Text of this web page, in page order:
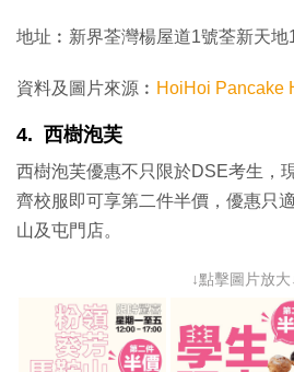
地址︰新界荃灣楊屋道1號荃新天地
資料及圖片來源︰ HoiHoi Pancake
4. 西樹泡芙
西樹泡芙優惠不只限於DSE考生，
齊校服即可享第二件半價，優惠只
山及屯門店。
↓點擊圖片放大